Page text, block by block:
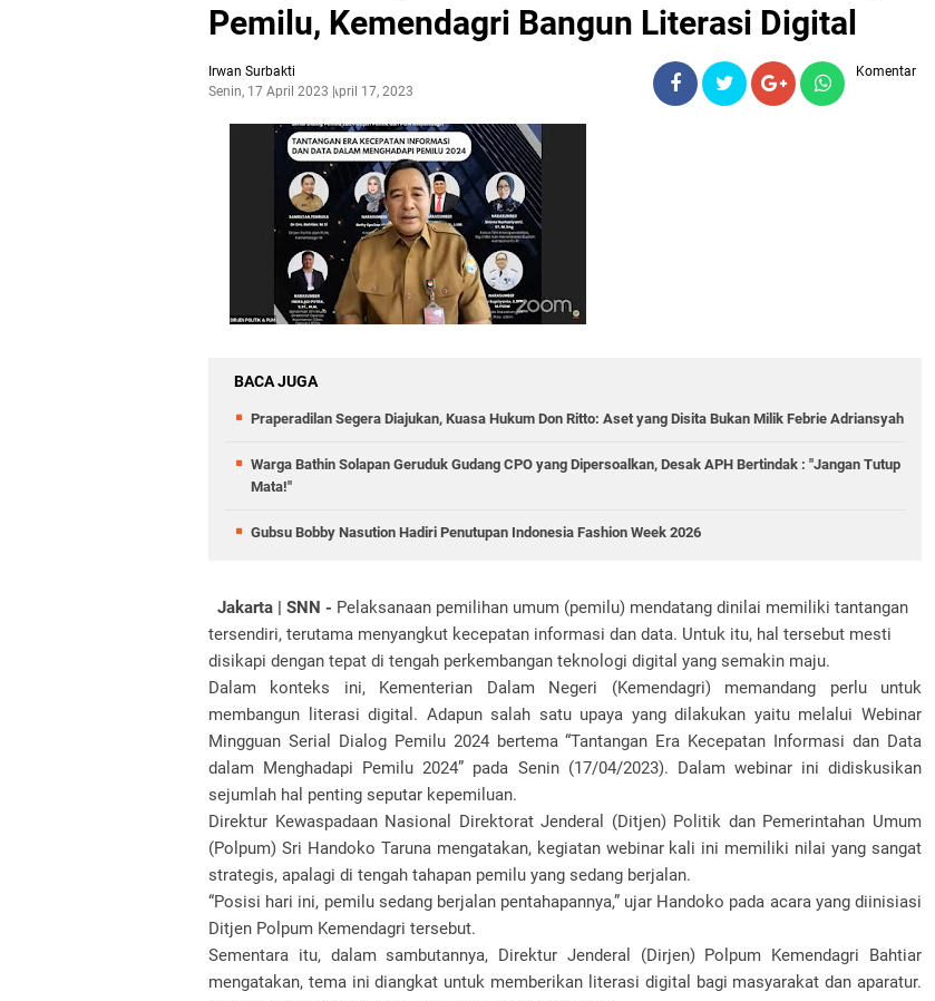
Pemilu, Kemendagri Bangun Literasi Digital
Irwan Surbakti
Senin, 17 April 2023 April 17, 2023
Komentar
BACA JUGA
Praperadilan Segera Diajukan, Kuasa Hukum Don Ritto: Aset yang Disita Bukan Milik Febrie Adriansyah
Warga Bathin Solapan Geruduk Gudang CPO yang Dipersoalkan, Desak APH Bertindak : "Jangan Tutup
Mata!"
Gubsu Bobby Nasution Hadiri Penutupan Indonesia Fashion Week 2026
Jakarta | SNN - Pelaksanaan pemilihan umum (pemilu) mendatang dinilai memiliki tantangan
tersendiri, terutama menyangkut kecepatan informasi dan data. Untuk itu, hal tersebut mesti
disikapi dengan tepat di tengah perkembangan teknologi digital yang semakin maju.
Dalam konteks ini, Kementerian Dalam Negeri (Kemendagri) memandang perlu untuk
membangun literasi digital. Adapun salah satu upaya yang dilakukan yaitu melalui Webinar
Mingguan Serial Dialog Pemilu 2024 bertema “Tantangan Era Kecepatan Informasi dan Data
dalam Menghadapi Pemilu 2024” pada Senin (17/04/2023). Dalam webinar ini didiskusikan
sejumlah hal penting seputar kepemiluan.
Direktur Kewaspadaan Nasional Direktorat Jenderal (Ditjen) Politik dan Pemerintahan Umum
(Polpum) Sri Handoko Taruna mengatakan, kegiatan webinar kali ini memiliki nilai yang sangat
strategis, apalagi di tengah tahapan pemilu yang sedang berjalan.
“Posisi hari ini, pemilu sedang berjalan pentahapannya,” ujar Handoko pada acara yang diinisiasi
Ditjen Polpum Kemendagri tersebut.
Sementara itu, dalam sambutannya, Direktur Jenderal (Dirjen) Polpum Kemendagri Bahtiar
mengatakan, tema ini diangkat untuk memberikan literasi digital bagi masyarakat dan aparatur.